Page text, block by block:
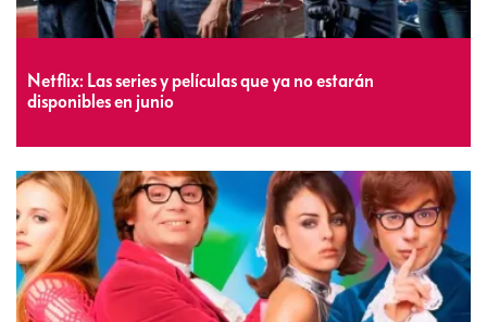
Netflix: Las series y películas que ya no estarán
disponibles en junio